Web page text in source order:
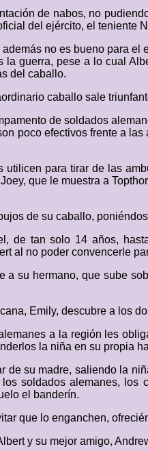
de nabos, no
del ejército, el teniente
no es bueno para
guerra, pese a lo cual
del caballo.
caballo sale
de soldados
poco efectivos frente a
para tirar de las
que le muestra a
de su caballo,
de tan solo 14 años,
al no poder convencerle
su hermano, que sube
Emily, descubre a los
a la región les
la niña en su propia
su madre, saliendo la
soldados alemanes,
el banderín.
que lo enganchen,
y su mejor amigo,